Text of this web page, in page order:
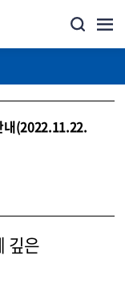
내(2022.11.22.
깊은